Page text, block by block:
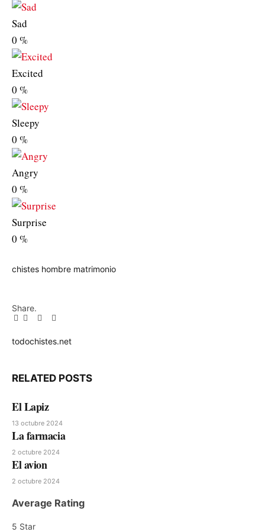
Sad
0 %
Excited
0 %
Sleepy
0 %
Angry
0 %
Surprise
0 %
chistes hombre matrimonio
Share.
Facebook
TwitterPinterest
LinkedIn
Tumblr
Email
todochistes.net
RELATED POSTS
El Lapiz
13 octubre 2024
La farmacia
2 octubre 2024
El avion
2 octubre 2024
Average Rating
5 Star